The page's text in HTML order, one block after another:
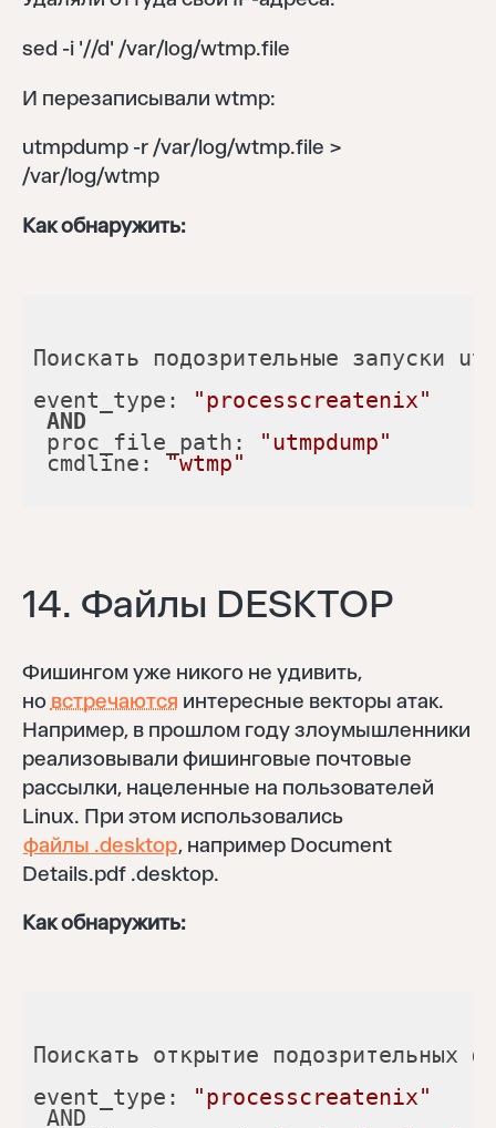
sed -i '//d' /var/log/wtmp.file
И перезаписывали wtmp:
utmpdump -r /var/log/wtmp.file >
/var/log/wtmp
Как обнаружить:
event_type:
"processcreatenix"
AND
proc_file_path:
"utmpdump"
cmdline: "wtmp"
14. Файлы DESKTOP
Фишингом уже никого не удивить,
но встречаются интересные векторы атак.
Например, в прошлом году злоумышленники
реализовывали фишинговые почтовые
рассылки, нацеленные на пользователей
Linux. При этом использовались
файлы .desktop, например Document
Details.pdf .desktop.
Как обнаружить:
Поискать открытие подозрительных
event_type:
"processcreatenix"